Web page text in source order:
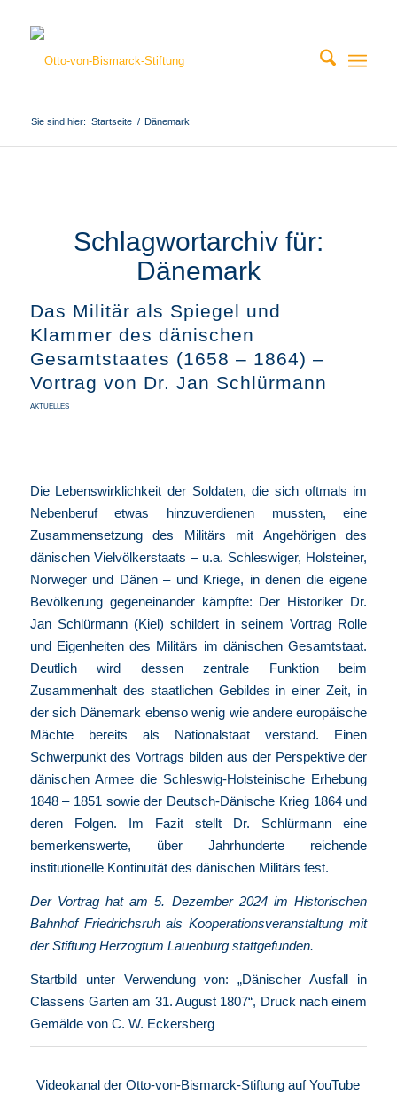
Sie sind hier: Startseite / Dänemark
Schlagwortarchiv für:
Dänemark
Das Militär als Spiegel und
Klammer des dänischen
Gesamtstaates (1658 – 1864) –
Vortrag von Dr. Jan Schlürmann
AKTUELLES
Die Lebenswirklichkeit der Soldaten, die sich oftmals im
Nebenberuf etwas hinzuverdienen mussten, eine
Zusammensetzung des Militärs mit Angehörigen des
dänischen Vielvölkerstaats – u.a. Schleswiger, Holsteiner,
Norweger und Dänen – und Kriege, in denen die eigene
Bevölkerung gegeneinander kämpfte: Der Historiker Dr.
Jan Schlürmann (Kiel) schildert in seinem Vortrag Rolle
und Eigenheiten des Militärs im dänischen Gesamtstaat.
Deutlich wird dessen zentrale Funktion beim
Zusammenhalt des staatlichen Gebildes in einer Zeit, in
der sich Dänemark ebenso wenig wie andere europäische
Mächte bereits als Nationalstaat verstand. Einen
Schwerpunkt des Vortrags bilden aus der Perspektive der
dänischen Armee die Schleswig-Holsteinische Erhebung
1848 – 1851 sowie der Deutsch-Dänische Krieg 1864 und
deren Folgen. Im Fazit stellt Dr. Schlürmann eine
bemerkenswerte, über Jahrhunderte reichende
institutionelle Kontinuität des dänischen Militärs fest.
Der Vortrag hat am 5. Dezember 2024 im Historischen
Bahnhof Friedrichsruh als Kooperationsveranstaltung mit
der Stiftung Herzogtum Lauenburg stattgefunden.
Startbild unter Verwendung von: „Dänischer Ausfall in
Classens Garten am 31. August 1807“, Druck nach einem
Gemälde von C. W. Eckersberg
Videokanal der Otto-von-Bismarck-Stiftung auf YouTube